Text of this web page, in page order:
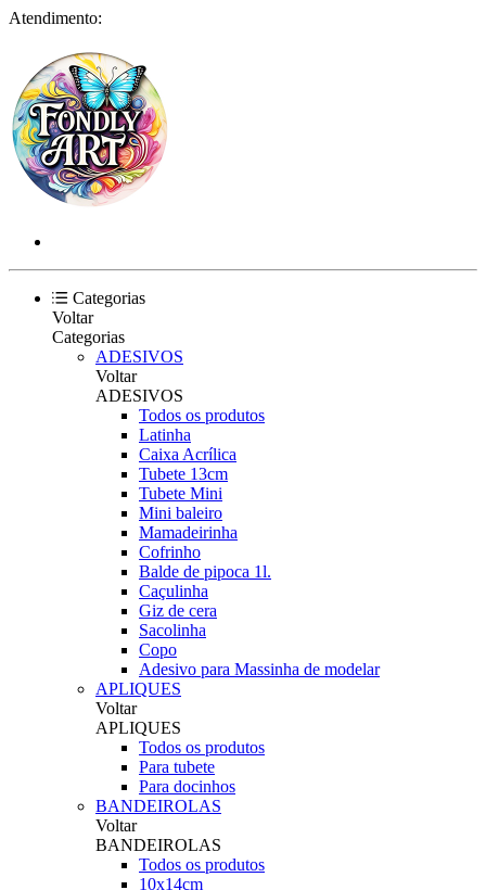
Atendimento:
Categorias
Voltar
Categorias
ADESIVOS
Voltar
ADESIVOS
Todos os produtos
Latinha
Caixa Acrílica
Tubete 13cm
Tubete Mini
Mini baleiro
Mamadeirinha
Cofrinho
Balde de pipoca 1l.
Caçulinha
Giz de cera
Sacolinha
Copo
Adesivo para Massinha de modelar
APLIQUES
Voltar
APLIQUES
Todos os produtos
Para tubete
Para docinhos
BANDEIROLAS
Voltar
BANDEIROLAS
Todos os produtos
10x14cm